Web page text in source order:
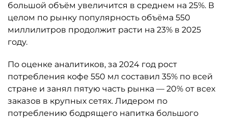
большой объём увеличится в среднем на 25%. В
целом по рынку популярность объёма 550
миллилитров продолжит расти на 23% в 2025
году.
По оценке аналитиков, за 2024 год рост
потребления кофе 550 мл составил 35% по всей
стране и занял пятую часть рынка — 20% от всех
заказов в крупных сетях. Лидером по
потреблению бодрящего напитка большого